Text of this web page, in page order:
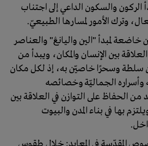
الركون والسكون الداعي إلى اجتناب
وترك الأمور لمسارها الطبيعيّ.
خاضعة لمبدأ "الين واليانڠ" والعناصر
بين الإنسان والمكان، ويبدأ من
سلطة وسحرًا خاصيّن به، إذ لكل مكان
الجماليّة وخصائصه
من الحفاظ على التوازن في العلاقة بين
بها في بناء المدن والبيوت